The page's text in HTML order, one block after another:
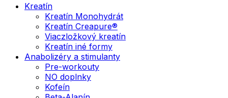
Kreatín
Kreatín Monohydrát
Kreatín Creapure®
Viaczložkový kreatín
Kreatín iné formy
Anabolizéry a stimulanty
Pre-workouty
NO doplnky
Kofeín